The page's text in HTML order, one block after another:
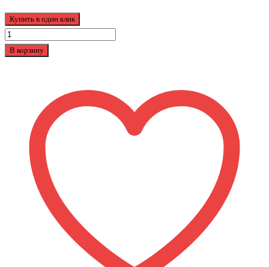
Купить в один клик
Количество
товара
MULTIWATT
В корзину